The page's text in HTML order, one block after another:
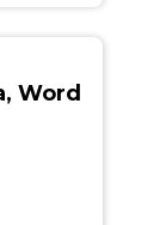
Word